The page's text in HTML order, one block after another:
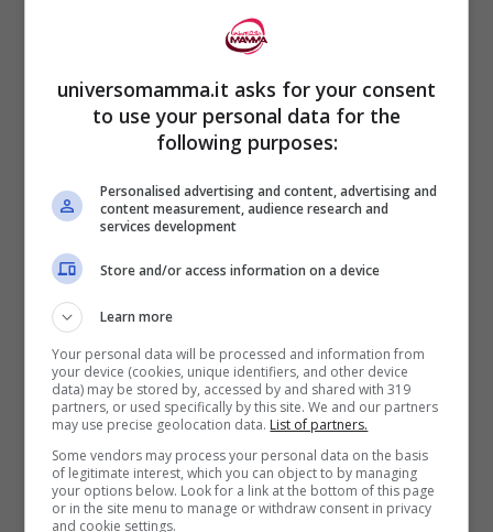
“Forte!! E poi ha guardato dall’altra parte
per vedere se ne avessi un altro.
“Essere sorda non è mai stato un ostacolo
per Charlotte. Non c’è niente che rimanga
bloccato nella sua testa solo perché è
sorda. Non si sente mai a disagio, va bene
a scuola e ha un sacco di amici”ha
aggiunto il padre.
universomamma.it asks for your consent
to use your personal data for the
following purposes:
Personalised advertising and content, advertising and
content measurement, audience research and
services development
Store and/or access information on a device
Learn more
Your personal data will be processed and information from
your device (cookies, unique identifiers, and other device
data) may be stored by, accessed by and shared with 319
partners, or used specifically by this site. We and our partners
may use precise geolocation data. List of partners.
Some vendors may process your personal data on the basis
of legitimate interest, which you can object to by managing
your options below. Look for a link at the bottom of this page
or in the site menu to manage or withdraw consent in privacy
and cookie settings.